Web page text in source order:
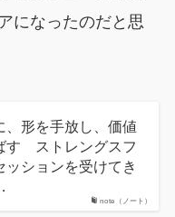
になったのだと思
note（ノート）
、形を手放し、価値
す ストレングスフ
ッションを受けてき